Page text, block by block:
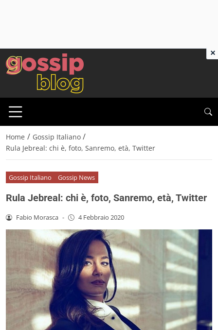
Home / Gossip Italiano /
Rula Jebreal: chi è, foto, Sanremo, età, Twitter
Gossip Italiano Gossip News
Rula Jebreal: chi è, foto, Sanremo, età, Twitter
Fabio Morasca - 4 Febbraio 2020
×